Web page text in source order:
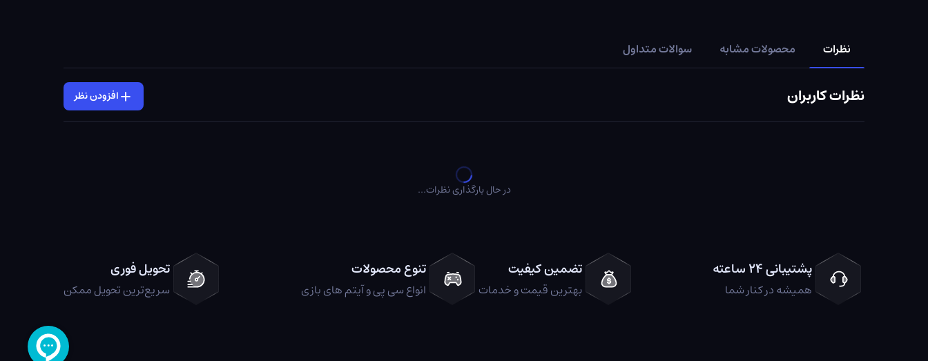
نظرات محصولات مشابه سوالات متداول
نظرات کاربران افزودن نظر
در حال بارگذاری نظرات...
پشتیبانی ۲۴ ساعته
همیشه در کنار شما
تضمین کیفیت
بهترین قیمت و خدمات
تنوع محصولات
انواع سی پی و آیتم های بازی
تحویل فوری
سریع‌ترین تحویل ممکن